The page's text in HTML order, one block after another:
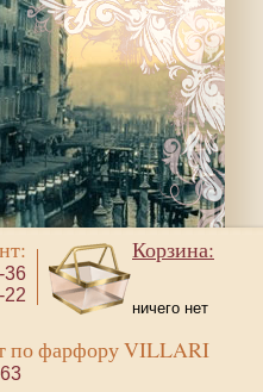
36
22
Корзина:
ничего нет
по фарфору VILLARI